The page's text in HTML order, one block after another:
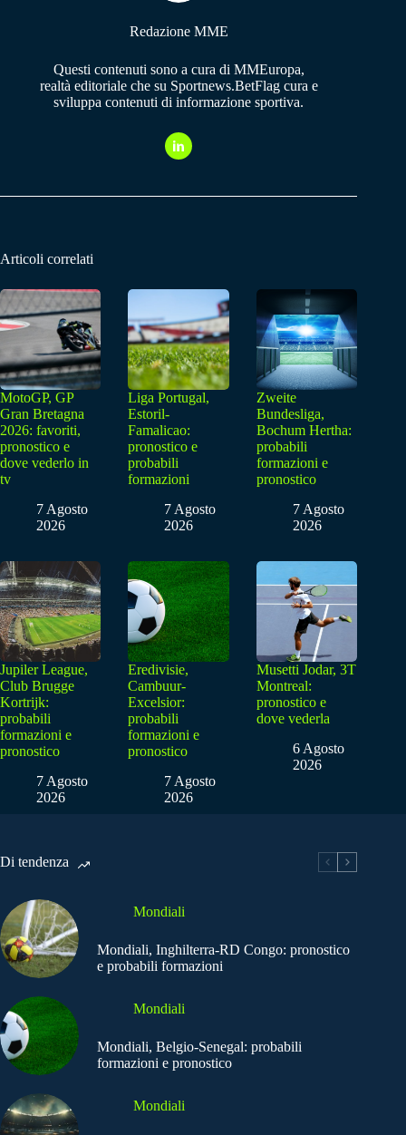
Redazione MME
Questi contenuti sono a cura di MMEuropa,
realtà editoriale che su Sportnews.BetFlag cura e
sviluppa contenuti di informazione sportiva.
Articoli correlati
MotoGP, GP
Gran Bretagna
2026: favoriti,
pronostico e
dove vederlo in
tv
7 Agosto
2026
Liga Portugal,
Estoril-
Famalicao:
pronostico e
probabili
formazioni
7 Agosto
2026
Zweite
Bundesliga,
Bochum Hertha:
probabili
formazioni e
pronostico
7 Agosto
2026
Jupiler League,
Club Brugge
Kortrijk:
probabili
formazioni e
pronostico
7 Agosto
2026
Eredivisie,
Cambuur-
Excelsior:
probabili
formazioni e
pronostico
7 Agosto
2026
Musetti Jodar, 3T
Montreal:
pronostico e
dove vederla
6 Agosto
2026
Di tendenza
Mondiali
Mondiali, Inghilterra-RD Congo: pronostico
e probabili formazioni
Mondiali
Mondiali, Belgio-Senegal: probabili
formazioni e pronostico
Mondiali